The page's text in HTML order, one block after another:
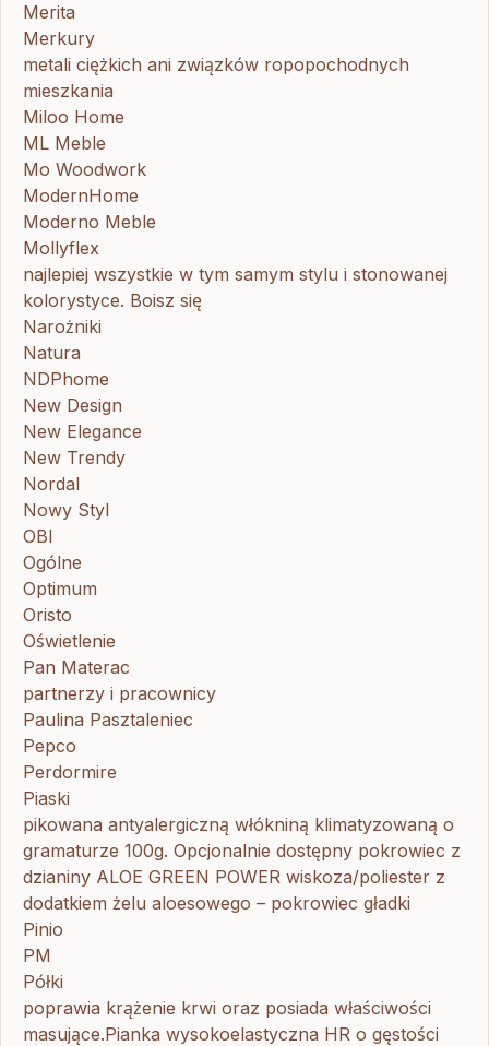
Merita
Merkury
metali ciężkich ani związków ropopochodnych
mieszkania
Miloo Home
ML Meble
Mo Woodwork
ModernHome
Moderno Meble
Mollyflex
najlepiej wszystkie w tym samym stylu i stonowanej
kolorystyce. Boisz się
Narożniki
Natura
NDPhome
New Design
New Elegance
New Trendy
Nordal
Nowy Styl
OBI
Ogólne
Optimum
Oristo
Oświetlenie
Pan Materac
partnerzy i pracownicy
Paulina Pasztaleniec
Pepco
Perdormire
Piaski
pikowana antyalergiczną włókniną klimatyzowaną o
gramaturze 100g. Opcjonalnie dostępny pokrowiec z
dzianiny ALOE GREEN POWER wiskoza/poliester z
dodatkiem żelu aloesowego – pokrowiec gładki
Pinio
PM
Półki
poprawia krążenie krwi oraz posiada właściwości
masujące.Pianka wysokoelastyczna HR o gęstości